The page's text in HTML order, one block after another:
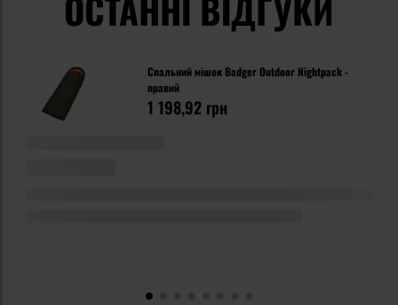
Спальний мішок Badger Outdoor Nightpack -
правий
1 198,92 грн